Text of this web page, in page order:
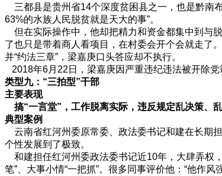
三都县是贵州省14个深度贫困县之一，也是黔南
63%的水族人民脱贫就是天大的事”。
但在实际操作中，他却把精力和资金都集中到与
了也只是带着商人看项目，在村委会开个会就走了
并“约法三章”，梁嘉庚口头答应却不执行。
2018年6月22日，梁嘉庚因严重违纪违法被开除党
类型九：“三拍型”干部
主要表现
搞“一言堂”，工作脱离实际，违反规定乱决策、
典型案例
云南省红河州委原常委、政法委书记和建在长期
个性发展到了极致。
和建担任红河州委政法委书记近10年，大肆弄权
笔”、大事小情“一把抓”。很多同事评价他：“他作